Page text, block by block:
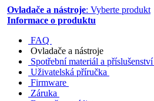
Ovladače a nástroje: Vyberte produkt
Informace o produktu
FAQ
Ovladače a nástroje
Spotřební materiál a příslušenství
Uživatelská příručka
Firmware
Záruka